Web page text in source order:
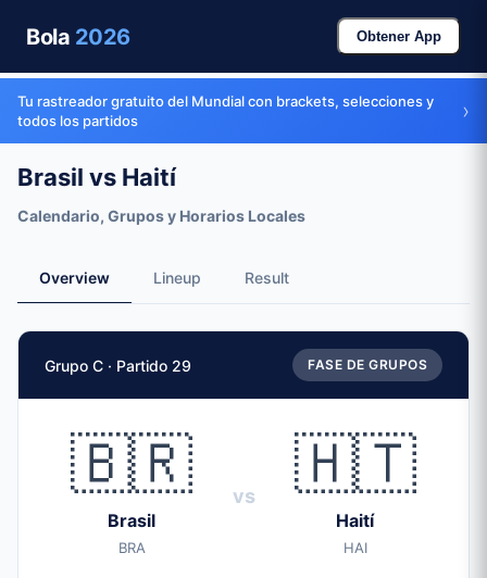
Bola 2026 Obtener App
Tu rastreador gratuito del Mundial con brackets, selecciones y
todos los partidos
›
Brasil vs Haití
Calendario, Grupos y Horarios Locales
Overview Lineup Result
Datos del partido
Partido
Equipos
🇧🇷 Brasil (BRA) vs
🇭🇹 Haití (HAI)
Saturday, Jun 20, 2026
Grupo C · Partido 29 FASE DE GRUPOS
🇧🇷
Brasil
BRA
vs 🇭🇹
Haití
HAI